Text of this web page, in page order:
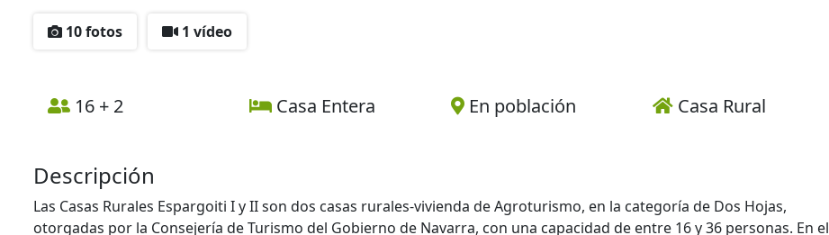
10 fotos 1 vídeo
16 + 2 Casa Entera En población Casa Rural
Descripción
Las Casas Rurales Espargoiti I y II son dos casas rurales-vivienda de Agroturismo, en la categoría de Dos Hojas,
otorgadas por la Consejería de Turismo del Gobierno de Navarra, con una capacidad de entre 16 y 36 personas. En el